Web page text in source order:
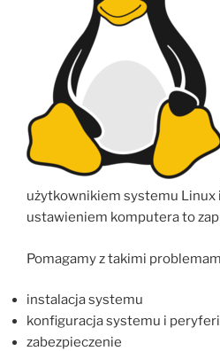
użytkownikiem systemu Linux
ustawieniem komputera to
Pomagamy z takimi
instalacja systemu
konfiguracja systemu i
zabezpieczenie